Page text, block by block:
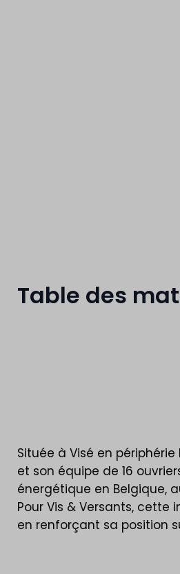
Table des
Située à Visé en
et son équipe de 16
énergétique en Belgique,
Pour Vis & Versants,
en renforçant sa position